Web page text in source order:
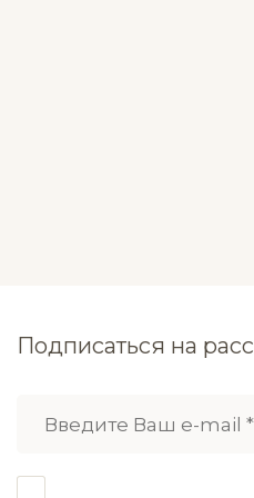
Подписаться на